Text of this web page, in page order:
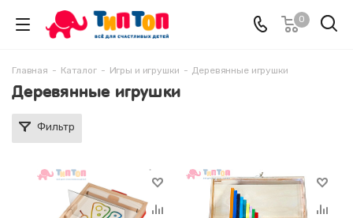
0
Главная - Каталог - Игры и игрушки - Деревянные игрушки
Деревянные игрушки
Фильтр